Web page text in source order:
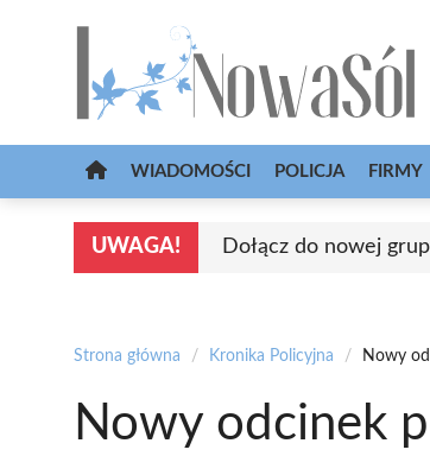
WIADOMOŚCI POLICJA FIRMY
UWAGA! Dołącz do nowej
Strona główna / Kronika Policyjna / Nowy
Nowy odcinek